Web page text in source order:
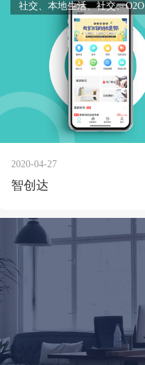
社交、本地生活、社交、O2O
2020-04-27
智创达